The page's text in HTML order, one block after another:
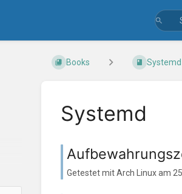
Books Systemd
Systemd
Getestet mit Arch Linux am